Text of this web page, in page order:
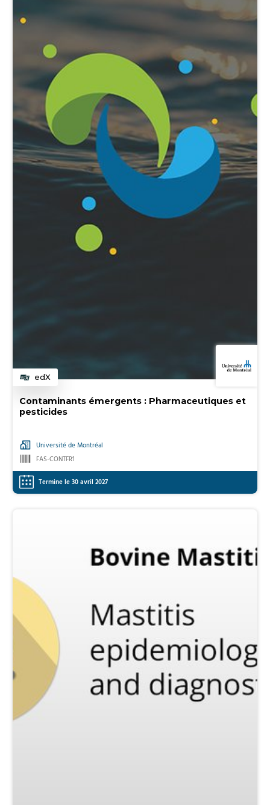
Contaminants émergents : Pharmaceutiques et
pesticides
Université de Montréal
FAS-CONTFR1
Catégorie
edX
Termine le 30 avril 2027